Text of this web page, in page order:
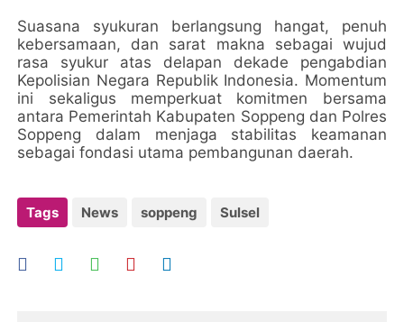
Suasana syukuran berlangsung hangat, penuh
kebersamaan, dan sarat makna sebagai wujud
rasa syukur atas delapan dekade pengabdian
Kepolisian Negara Republik Indonesia. Momentum
ini sekaligus memperkuat komitmen bersama
antara Pemerintah Kabupaten Soppeng dan Polres
Soppeng dalam menjaga stabilitas keamanan
sebagai fondasi utama pembangunan daerah.
Tags News soppeng Sulsel